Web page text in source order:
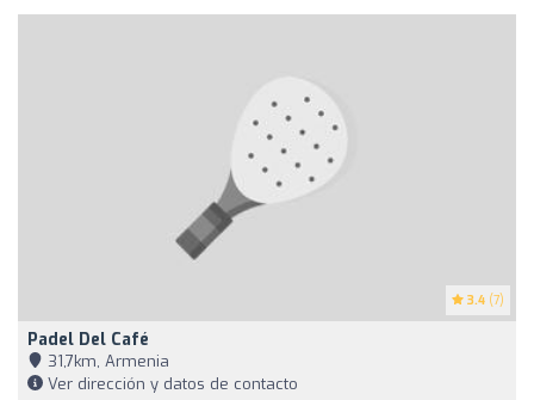
3.4 (7)
Padel Del Café
31,7km, Armenia
Ver dirección y datos de contacto